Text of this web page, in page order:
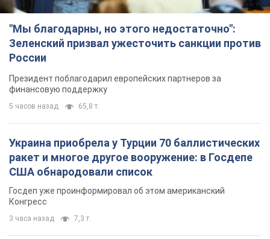
"Мы благодарны, но этого недостаточно":
Зеленский призвал ужесточить санкции против
России
Президент поблагодарил европейских партнеров за
финансовую поддержку
5 часов назад 65,8 т.
Украина приобрела у Турции 70 баллистических
ракет и многое другое вооружение: в Госдепе
США обнародовали список
Госдеп уже проинформировал об этом американский
Конгресс
3 часа назад 7,3 т.